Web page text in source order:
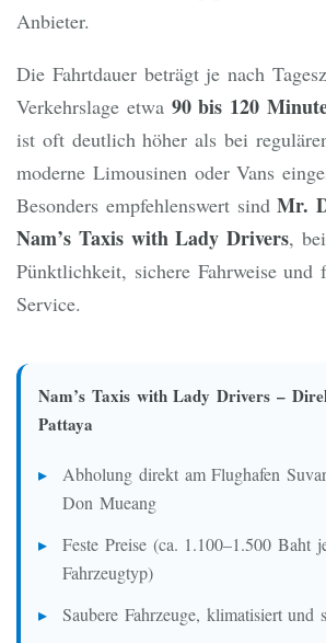
Anbieter.
Die Fahrtdauer beträgt je nach
Verkehrslage etwa 90 bis 120
ist oft deutlich höher als bei
moderne Limousinen oder Vans
Besonders empfehlenswert sindMr.
Nam’s Taxis with Lady Drivers,
Pünktlichkeit, sichere Fahrweise und
Service.
Nam’s Taxis with Lady Drivers –
Pattaya
Abholung direkt am Flughafen
Don Mueang
Feste Preise (ca. 1.100–1.500 Baht
Fahrzeugtyp)
Saubere Fahrzeuge, klimatisiert und